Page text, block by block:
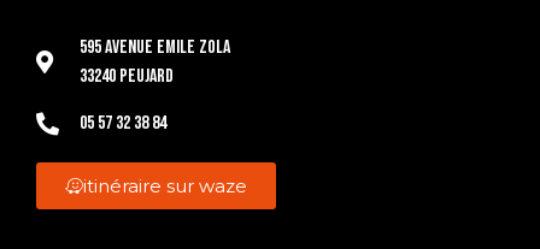
595 Avenue Emile Zola
33240 Peujard
05 57 32 38 84
itinéraire sur waze